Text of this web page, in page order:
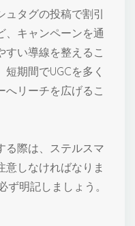
ュタグの投稿で割引
、キャンペーンを通
すい導線を整えるこ
期間でUGCを多く
へリーチを広げるこ
る際は、ステルスマ
意しなければなりま
ず明記しましょう。